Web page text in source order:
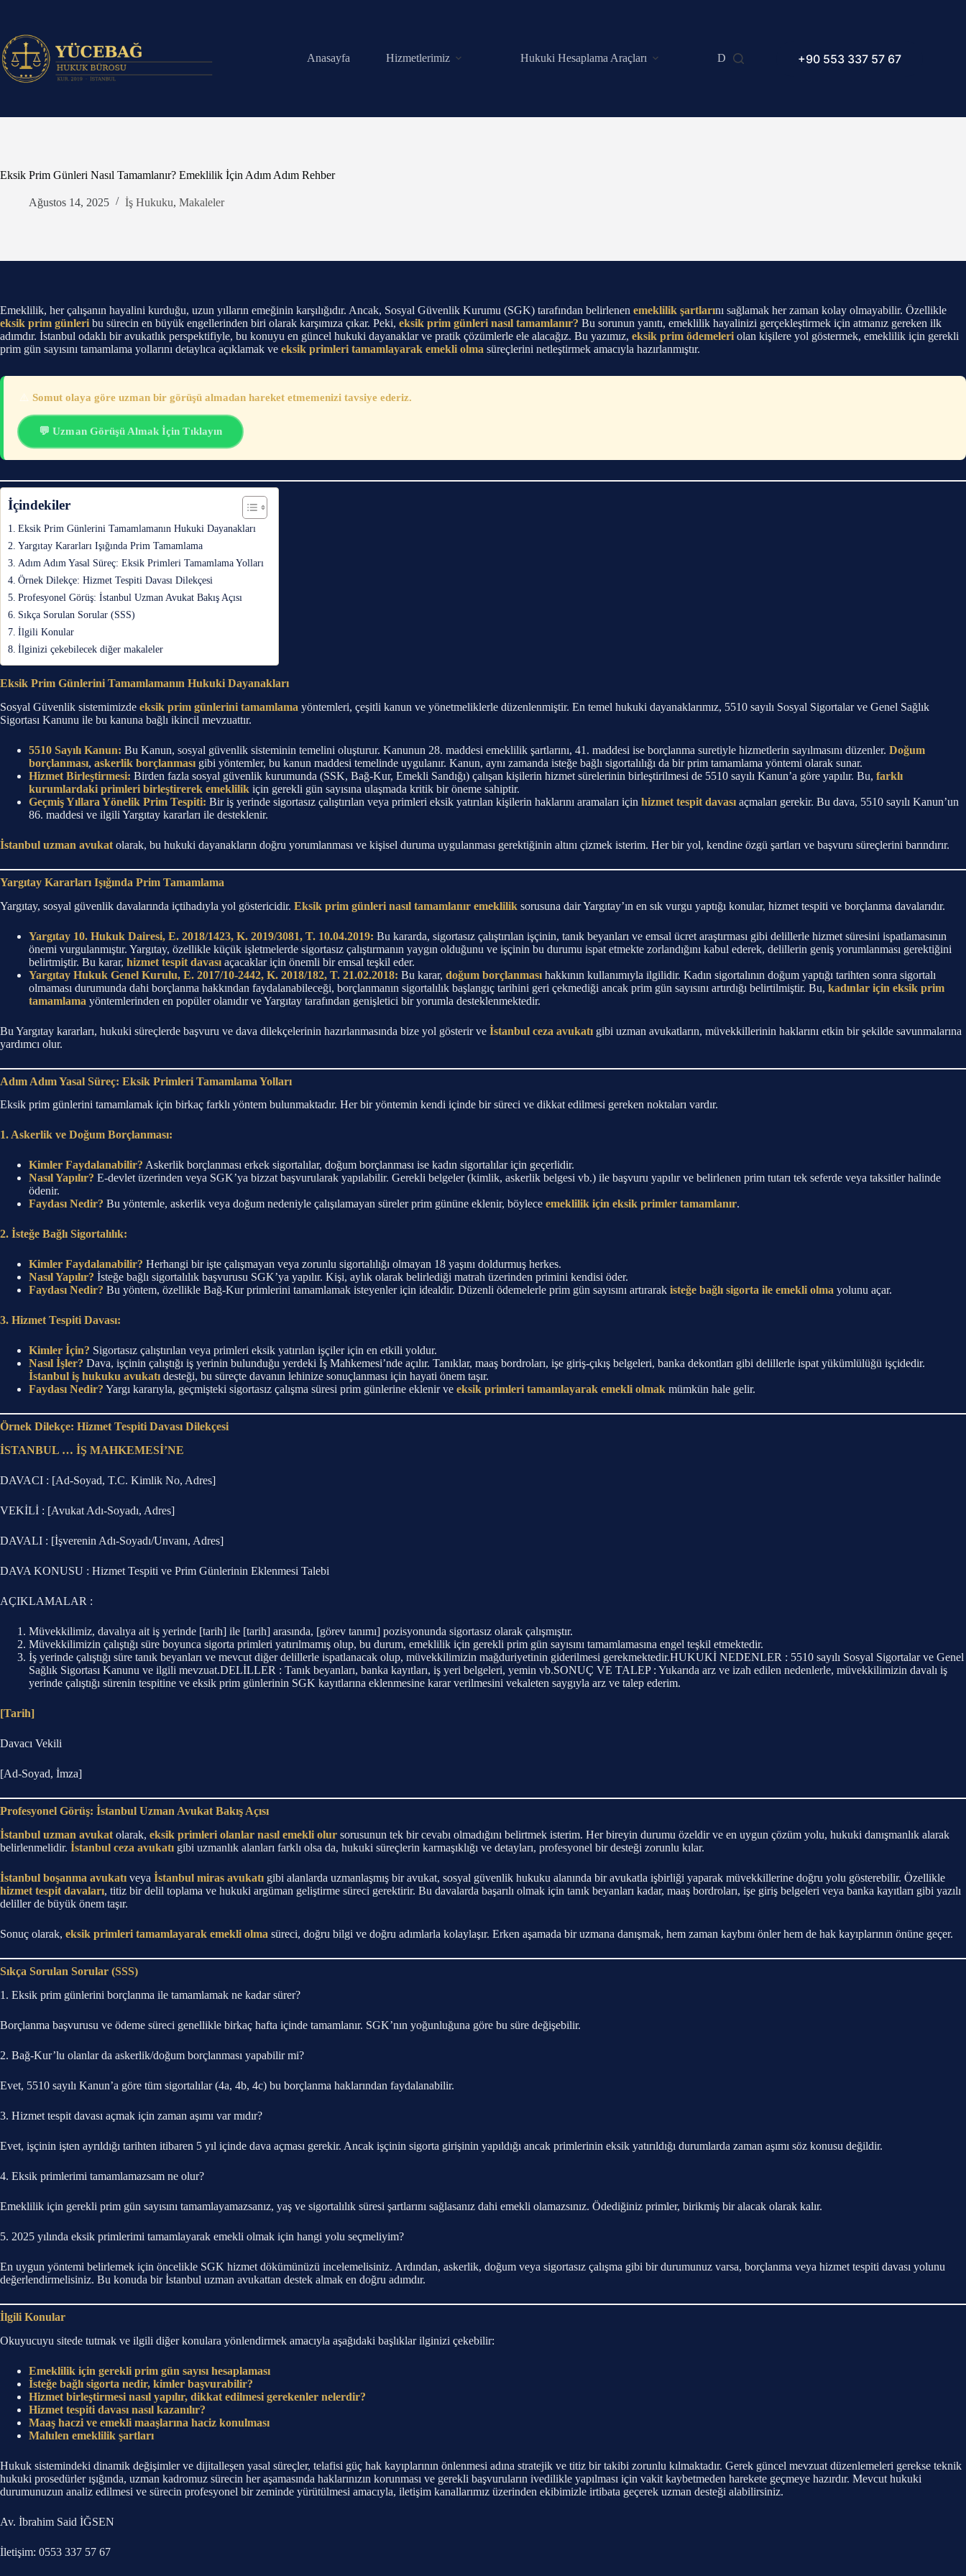
Anasayfa Hizmetlerimiz Hukuki Hesaplama Araçları Dilekçe Örnekleri Makaleler
+90 553 337 57 67
Eksik Prim Günleri Nasıl Tamamlanır? Emeklilik İçin Adım Adım Rehber
Ağustos 14, 2025 İş Hukuku, Makaleler
Emeklilik, her çalışanın hayalini kurduğu, uzun yılların emeğinin karşılığıdır. Ancak, Sosyal Güvenlik Kurumu (SGK) tarafından belirlenen emeklilik şartlarını sağlamak her zaman kolay olmayabilir. Özellikle
eksik prim günleri bu sürecin en büyük engellerinden biri olarak karşımıza çıkar. Peki, eksik prim günleri nasıl tamamlanır? Bu sorunun yanıtı, emeklilik hayalinizi gerçekleştirmek için atmanız gereken ilk
adımdır. İstanbul odaklı bir avukatlık perspektifiyle, bu konuyu en güncel hukuki dayanaklar ve pratik çözümlerle ele alacağız. Bu yazımız, eksik prim ödemeleri olan kişilere yol göstermek, emeklilik için gerekli
prim gün sayısını tamamlama yollarını detaylıca açıklamak ve eksik primleri tamamlayarak emekli olma süreçlerini netleştirmek amacıyla hazırlanmıştır.
Somut olaya göre uzman bir görüşü almadan hareket etmemenizi tavsiye ederiz.
💬 Uzman Görüşü Almak İçin Tıklayın
İçindekiler
Eksik Prim Günlerini Tamamlamanın Hukuki Dayanakları
Yargıtay Kararları Işığında Prim Tamamlama
Adım Adım Yasal Süreç: Eksik Primleri Tamamlama Yolları
Örnek Dilekçe: Hizmet Tespiti Davası Dilekçesi
Profesyonel Görüş: İstanbul Uzman Avukat Bakış Açısı
Sıkça Sorulan Sorular (SSS)
İlgili Konular
İlginizi çekebilecek diğer makaleler
Eksik Prim Günlerini Tamamlamanın Hukuki Dayanakları
Sosyal Güvenlik sistemimizde eksik prim günlerini tamamlama yöntemleri, çeşitli kanun ve yönetmeliklerle düzenlenmiştir. En temel hukuki dayanaklarımız, 5510 sayılı Sosyal Sigortalar ve Genel Sağlık
Sigortası Kanunu ile bu kanuna bağlı ikincil mevzuattır.
5510 Sayılı Kanun: Bu Kanun, sosyal güvenlik sisteminin temelini oluşturur. Kanunun 28. maddesi emeklilik şartlarını, 41. maddesi ise borçlanma suretiyle hizmetlerin sayılmasını düzenler. Doğum
borçlanması, askerlik borçlanması gibi yöntemler, bu kanun maddesi temelinde uygulanır. Kanun, aynı zamanda isteğe bağlı sigortalılığı da bir prim tamamlama yöntemi olarak sunar.
Hizmet Birleştirmesi: Birden fazla sosyal güvenlik kurumunda (SSK, Bağ-Kur, Emekli Sandığı) çalışan kişilerin hizmet sürelerinin birleştirilmesi de 5510 sayılı Kanun’a göre yapılır. Bu, farklı
kurumlardaki primleri birleştirerek emeklilik için gerekli gün sayısına ulaşmada kritik bir öneme sahiptir.
Geçmiş Yıllara Yönelik Prim Tespiti: Bir iş yerinde sigortasız çalıştırılan veya primleri eksik yatırılan kişilerin haklarını aramaları için hizmet tespit davası açmaları gerekir. Bu dava, 5510 sayılı Kanun’un
86. maddesi ve ilgili Yargıtay kararları ile desteklenir.
İstanbul uzman avukat olarak, bu hukuki dayanakların doğru yorumlanması ve kişisel duruma uygulanması gerektiğinin altını çizmek isterim. Her bir yol, kendine özgü şartları ve başvuru süreçlerini barındırır.
Yargıtay Kararları Işığında Prim Tamamlama
Yargıtay, sosyal güvenlik davalarında içtihadıyla yol göstericidir. Eksik prim günleri nasıl tamamlanır emeklilik sorusuna dair Yargıtay’ın en sık vurgu yaptığı konular, hizmet tespiti ve borçlanma davalarıdır.
Yargıtay 10. Hukuk Dairesi, E. 2018/1423, K. 2019/3081, T. 10.04.2019: Bu kararda, sigortasız çalıştırılan işçinin, tanık beyanları ve emsal ücret araştırması gibi delillerle hizmet süresini ispatlamasının
önemi vurgulanmıştır. Yargıtay, özellikle küçük işletmelerde sigortasız çalıştırmanın yaygın olduğunu ve işçinin bu durumu ispat etmekte zorlandığını kabul ederek, delillerin geniş yorumlanması gerektiğini
belirtmiştir. Bu karar, hizmet tespit davası açacaklar için önemli bir emsal teşkil eder.
Yargıtay Hukuk Genel Kurulu, E. 2017/10-2442, K. 2018/182, T. 21.02.2018: Bu karar, doğum borçlanması hakkının kullanımıyla ilgilidir. Kadın sigortalının doğum yaptığı tarihten sonra sigortalı
olmaması durumunda dahi borçlanma hakkından faydalanabileceği, borçlanmanın sigortalılık başlangıç tarihini geri çekmediği ancak prim gün sayısını artırdığı belirtilmiştir. Bu, kadınlar için eksik prim
tamamlama yöntemlerinden en popüler olanıdır ve Yargıtay tarafından genişletici bir yorumla desteklenmektedir.
Bu Yargıtay kararları, hukuki süreçlerde başvuru ve dava dilekçelerinin hazırlanmasında bize yol gösterir ve İstanbul ceza avukatı gibi uzman avukatların, müvekkillerinin haklarını etkin bir şekilde savunmalarına
yardımcı olur.
Adım Adım Yasal Süreç: Eksik Primleri Tamamlama Yolları
Eksik prim günlerini tamamlamak için birkaç farklı yöntem bulunmaktadır. Her bir yöntemin kendi içinde bir süreci ve dikkat edilmesi gereken noktaları vardır.
1. Askerlik ve Doğum Borçlanması:
Kimler Faydalanabilir? Askerlik borçlanması erkek sigortalılar, doğum borçlanması ise kadın sigortalılar için geçerlidir.
Nasıl Yapılır? E-devlet üzerinden veya SGK’ya bizzat başvurularak yapılabilir. Gerekli belgeler (kimlik, askerlik belgesi vb.) ile başvuru yapılır ve belirlenen prim tutarı tek seferde veya taksitler halinde
ödenir.
Faydası Nedir? Bu yöntemle, askerlik veya doğum nedeniyle çalışılamayan süreler prim gününe eklenir, böylece emeklilik için eksik primler tamamlanır.
2. İsteğe Bağlı Sigortalılık:
Kimler Faydalanabilir? Herhangi bir işte çalışmayan veya zorunlu sigortalılığı olmayan 18 yaşını doldurmuş herkes.
Nasıl Yapılır? İsteğe bağlı sigortalılık başvurusu SGK’ya yapılır. Kişi, aylık olarak belirlediği matrah üzerinden primini kendisi öder.
Faydası Nedir? Bu yöntem, özellikle Bağ-Kur primlerini tamamlamak isteyenler için idealdir. Düzenli ödemelerle prim gün sayısını artırarak isteğe bağlı sigorta ile emekli olma yolunu açar.
3. Hizmet Tespiti Davası:
Kimler İçin? Sigortasız çalıştırılan veya primleri eksik yatırılan işçiler için en etkili yoldur.
Nasıl İşler? Dava, işçinin çalıştığı iş yerinin bulunduğu yerdeki İş Mahkemesi’nde açılır. Tanıklar, maaş bordroları, işe giriş-çıkış belgeleri, banka dekontları gibi delillerle ispat yükümlülüğü işçidedir.
İstanbul iş hukuku avukatı desteği, bu süreçte davanın lehinize sonuçlanması için hayati önem taşır.
Faydası Nedir? Yargı kararıyla, geçmişteki sigortasız çalışma süresi prim günlerine eklenir ve eksik primleri tamamlayarak emekli olmak mümkün hale gelir.
Örnek Dilekçe: Hizmet Tespiti Davası Dilekçesi
İSTANBUL … İŞ MAHKEMESİ’NE
DAVACI : [Ad-Soyad, T.C. Kimlik No, Adres]
VEKİLİ : [Avukat Adı-Soyadı, Adres]
DAVALI : [İşverenin Adı-Soyadı/Unvanı, Adres]
DAVA KONUSU : Hizmet Tespiti ve Prim Günlerinin Eklenmesi Talebi
AÇIKLAMALAR :
Müvekkilimiz, davalıya ait iş yerinde [tarih] ile [tarih] arasında, [görev tanımı] pozisyonunda sigortasız olarak çalışmıştır.
Müvekkilimizin çalıştığı süre boyunca sigorta primleri yatırılmamış olup, bu durum, emeklilik için gerekli prim gün sayısını tamamlamasına engel teşkil etmektedir.
İş yerinde çalıştığı süre tanık beyanları ve mevcut diğer delillerle ispatlanacak olup, müvekkilimizin mağduriyetinin giderilmesi gerekmektedir.HUKUKİ NEDENLER : 5510 sayılı Sosyal Sigortalar ve Genel
Sağlık Sigortası Kanunu ve ilgili mevzuat.DELİLLER : Tanık beyanları, banka kayıtları, iş yeri belgeleri, yemin vb.SONUÇ VE TALEP : Yukarıda arz ve izah edilen nedenlerle, müvekkilimizin davalı iş
yerinde çalıştığı sürenin tespitine ve eksik prim günlerinin SGK kayıtlarına eklenmesine karar verilmesini vekaleten saygıyla arz ve talep ederim.
[Tarih]
Davacı Vekili
[Ad-Soyad, İmza]
Profesyonel Görüş: İstanbul Uzman Avukat Bakış Açısı
İstanbul uzman avukat olarak, eksik primleri olanlar nasıl emekli olur sorusunun tek bir cevabı olmadığını belirtmek isterim. Her bireyin durumu özeldir ve en uygun çözüm yolu, hukuki danışmanlık alarak
belirlenmelidir. İstanbul ceza avukatı gibi uzmanlık alanları farklı olsa da, hukuki süreçlerin karmaşıklığı ve detayları, profesyonel bir desteği zorunlu kılar.
İstanbul boşanma avukatı veya İstanbul miras avukatı gibi alanlarda uzmanlaşmış bir avukat, sosyal güvenlik hukuku alanında bir avukatla işbirliği yaparak müvekkillerine doğru yolu gösterebilir. Özellikle
hizmet tespit davaları, titiz bir delil toplama ve hukuki argüman geliştirme süreci gerektirir. Bu davalarda başarılı olmak için tanık beyanları kadar, maaş bordroları, işe giriş belgeleri veya banka kayıtları gibi yazılı
deliller de büyük önem taşır.
Sonuç olarak, eksik primleri tamamlayarak emekli olma süreci, doğru bilgi ve doğru adımlarla kolaylaşır. Erken aşamada bir uzmana danışmak, hem zaman kaybını önler hem de hak kayıplarının önüne geçer.
Sıkça Sorulan Sorular (SSS)
1. Eksik prim günlerini borçlanma ile tamamlamak ne kadar sürer?
Borçlanma başvurusu ve ödeme süreci genellikle birkaç hafta içinde tamamlanır. SGK’nın yoğunluğuna göre bu süre değişebilir.
2. Bağ-Kur’lu olanlar da askerlik/doğum borçlanması yapabilir mi?
Evet, 5510 sayılı Kanun’a göre tüm sigortalılar (4a, 4b, 4c) bu borçlanma haklarından faydalanabilir.
3. Hizmet tespit davası açmak için zaman aşımı var mıdır?
Evet, işçinin işten ayrıldığı tarihten itibaren 5 yıl içinde dava açması gerekir. Ancak işçinin sigorta girişinin yapıldığı ancak primlerinin eksik yatırıldığı durumlarda zaman aşımı söz konusu değildir.
4. Eksik primlerimi tamamlamazsam ne olur?
Emeklilik için gerekli prim gün sayısını tamamlayamazsanız, yaş ve sigortalılık süresi şartlarını sağlasanız dahi emekli olamazsınız. Ödediğiniz primler, birikmiş bir alacak olarak kalır.
5. 2025 yılında eksik primlerimi tamamlayarak emekli olmak için hangi yolu seçmeliyim?
En uygun yöntemi belirlemek için öncelikle SGK hizmet dökümünüzü incelemelisiniz. Ardından, askerlik, doğum veya sigortasız çalışma gibi bir durumunuz varsa, borçlanma veya hizmet tespiti davası yolunu
değerlendirmelisiniz. Bu konuda bir İstanbul uzman avukattan destek almak en doğru adımdır.
İlgili Konular
Okuyucuyu sitede tutmak ve ilgili diğer konulara yönlendirmek amacıyla aşağıdaki başlıklar ilginizi çekebilir:
Emeklilik için gerekli prim gün sayısı hesaplaması
İsteğe bağlı sigorta nedir, kimler başvurabilir?
Hizmet birleştirmesi nasıl yapılır, dikkat edilmesi gerekenler nelerdir?
Hizmet tespiti davası nasıl kazanılır?
Maaş haczi ve emekli maaşlarına haciz konulması
Malulen emeklilik şartları
Hukuk sistemindeki dinamik değişimler ve dijitalleşen yasal süreçler, telafisi güç hak kayıplarının önlenmesi adına stratejik ve titiz bir takibi zorunlu kılmaktadır. Gerek güncel mevzuat düzenlemeleri gerekse teknik
hukuki prosedürler ışığında, uzman kadromuz sürecin her aşamasında haklarınızın korunması ve gerekli başvuruların ivedilikle yapılması için vakit kaybetmeden harekete geçmeye hazırdır. Mevcut hukuki
durumunuzun analiz edilmesi ve sürecin profesyonel bir zeminde yürütülmesi amacıyla, iletişim kanallarımız üzerinden ekibimizle irtibata geçerek uzman desteği alabilirsiniz.
Av. İbrahim Said İĞSEN
İletişim: 0553 337 57 67